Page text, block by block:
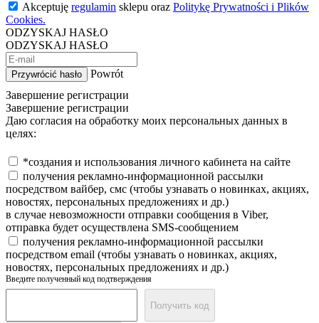
Akceptuję regulamin sklepu oraz Politykę Prywatności i Plików
Cookies.
ODZYSKAJ HASŁO
ODZYSKAJ HASŁO
Przywrócić hasło
Powrót
Завершение регистрации
Завершение регистрации
Даю согласия на обработку моих персональных данных в
целях:
*создания и использования личного кабинета на сайте
получения рекламно-информационной рассылки
посредством вайбер, смс (чтобы узнавать о новинках, акциях,
новостях, персональных предложениях и др.)
в случае невозможности отправки сообщения в Viber,
отправка будет осуществлена SMS-сообщением
получения рекламно-информационной рассылки
посредством email (чтобы узнавать о новинках, акциях,
новостях, персональных предложениях и др.)
Введите полученный код подтверждения
Получить код